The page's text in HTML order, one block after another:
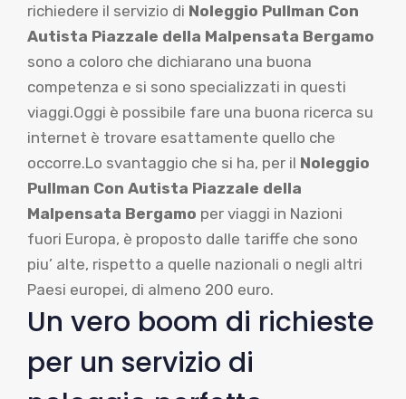
richiedere il servizio di Noleggio Pullman Con
Autista Piazzale della Malpensata Bergamo
sono a coloro che dichiarano una buona
competenza e si sono specializzati in questi
viaggi.Oggi è possibile fare una buona ricerca su
internet è trovare esattamente quello che
occorre.Lo svantaggio che si ha, per il Noleggio
Pullman Con Autista Piazzale della
Malpensata Bergamo per viaggi in Nazioni
fuori Europa, è proposto dalle tariffe che sono
piu’ alte, rispetto a quelle nazionali o negli altri
Paesi europei, di almeno 200 euro.
Un vero boom di richieste
per un servizio di